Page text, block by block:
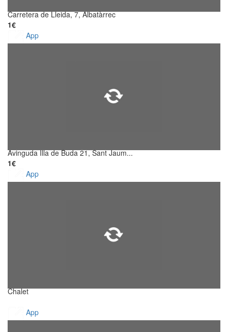
Carretera de Lleida, 7, Albatàrrec
1€
App
Avinguda Illa de Buda 21, Sant Jaum...
1€
App
Chalet
App